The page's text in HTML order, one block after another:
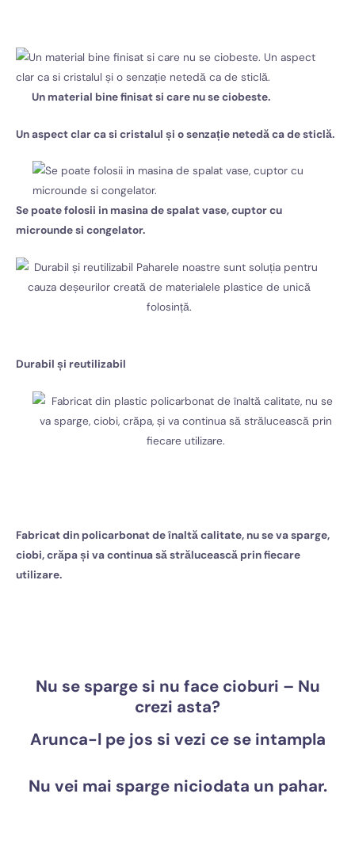
Un material bine finisat si care nu se ciobeste.
Un aspect clar ca si cristalul și o senzație netedă ca de sticlă.
Se poate folosii in masina de spalat vase,cuptor cu
microunde si congelator.
Durabil și reutilizabil
Fabricat din policarbonat de înaltă calitate, nu se va sparge,
ciobi, crăpași va continua să strălucească prin fiecare
utilizare.
Nu se sparge si nu face cioburi – Nu
crezi asta?
Arunca-l pe jos si vezi ce se intampla
Nu vei mai sparge niciodata un pahar.